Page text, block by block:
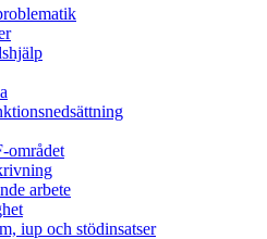
området
arbete
iup och stödinsatser